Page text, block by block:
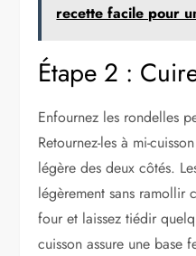
recette facile pour
Étape 2 :
Enfournez les rondelles
Retournez-les à mi-
légère des deux côtés.
légèrement sans ramollir
four et laissez tiédir
cuisson assure une base